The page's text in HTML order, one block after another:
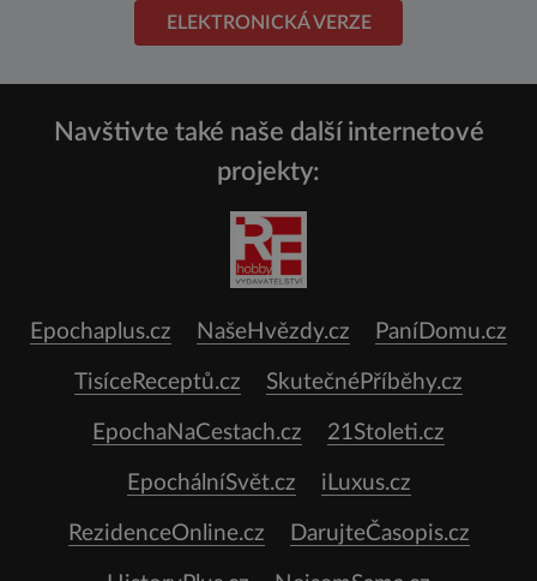
ELEKTRONICKÁ VERZE
Navštivte také naše další internetové
projekty:
Epochaplus.cz NašeHvězdy.cz PaníDomu.cz
TisíceReceptů.cz SkutečnéPříběhy.cz
EpochaNaCestach.cz 21Stoleti.cz
EpochálníSvět.cz iLuxus.cz
RezidenceOnline.cz DarujteČasopis.cz